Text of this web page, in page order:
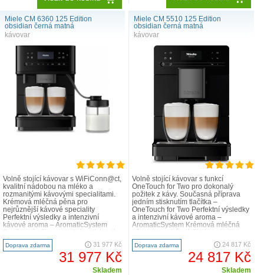
Miele CM 6360 125 Edition
obsidian černá matná
kávovar
Volně stojící kávovar s WiFiConn@ct,
kvalitní nádobou na mléko a
rozmanitými kávovými specialitami.
Krémová mléčná pěna pro
nejrůznější kávové speciality
Perfektní výsledky a intenzivní
kávové aroma – AromaticSystem
Současná příprava jedním stisknutím
tlačítka – OneTouch ..
Doprava zdarma 31 977 Kč
31 977 Kč
Skladem
Miele CM 5510 125 Edition
obsidian černá matná
kávovar
Volně stojící kávovar s funkcí
OneTouch for Two pro dokonalý
požitek z kávy. Současná příprava
jedním stisknutím tlačítka –
OneTouch for Two Perfektní výsledky
a intenzivní kávové aroma –
AromaticSystem Krémová mléčná
pěna pro nejrůznější kávové
speciality Komfortní čišt..
Doprava zdarma 24 817 Kč
24 817 Kč
Skladem